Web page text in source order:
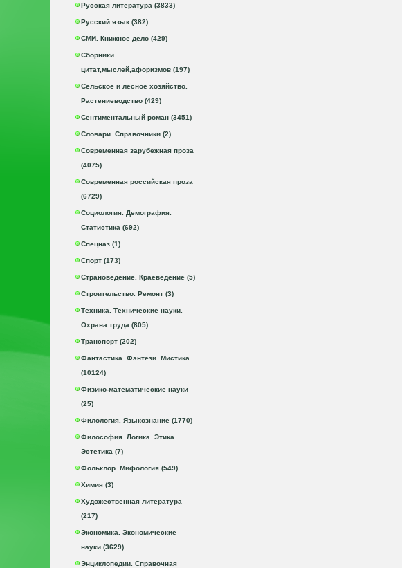
Русская литература (3833)
Русский язык (382)
СМИ. Книжное дело (429)
Сборники
цитат,мыслей,афоризмов (197)
Сельское и лесное хозяйство.
Растениеводство (429)
Сентиментальный роман (3451)
Словари. Справочники (2)
Современная зарубежная проза
(4075)
Современная российская проза
(6729)
Социология. Демография.
Статистика (692)
Спецназ (1)
Спорт (173)
Страноведение. Краеведение (5)
Строительство. Ремонт (3)
Техника. Технические науки.
Охрана труда (805)
Транспорт (202)
Фантастика. Фэнтези. Мистика
(10124)
Физико-математические науки
(25)
Филология. Языкознание (1770)
Философия. Логика. Этика.
Эстетика (7)
Фольклор. Мифология (549)
Химия (3)
Художественная литература
(217)
Экономика. Экономические
науки (3629)
Энциклопедии. Справочная